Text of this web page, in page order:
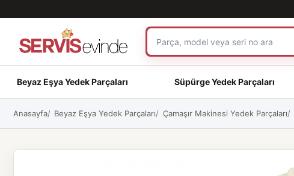
Beyaz Eşya Yedek Parçaları Süpürge Yedek Parçaları
Anasayfa Beyaz Eşya Yedek Parçaları Çamaşır Makinesi Yedek Parçaları